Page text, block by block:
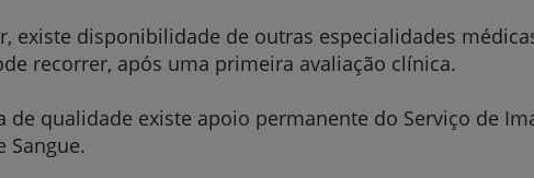
My CUF
existe disponibilidade de outras especialidades
recorrer, após uma primeira avaliação clínica.
de qualidade existe apoio permanente do Serviço de
Sangue.